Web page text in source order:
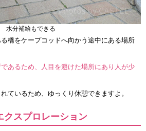
水分補給もできる
橋をケープコッドへ向かう途中にある場所
あるため、人目を避けた場所にあり人が少
ているため、ゆっくり休憩できますよ。
スプロレーション